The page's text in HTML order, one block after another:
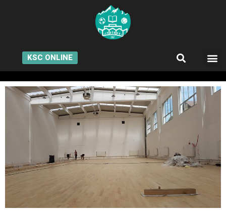
KSC ONLINE